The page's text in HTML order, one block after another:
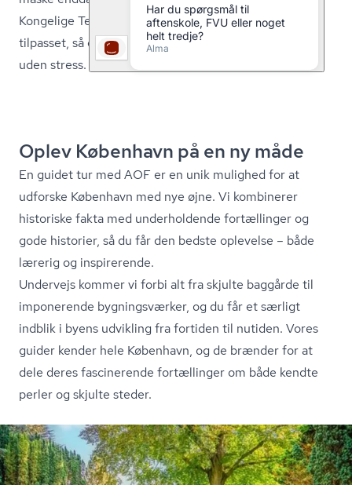
Kongelige Teater. Vi sørger for, at byvandringen er
tilpasset, så du kan gå i dit eget tempo og nyde byen
uden stress.
Oplev København på en ny måde
En guidet tur med AOF er en unik mulighed for at
udforske København med nye øjne. Vi kombinerer
historiske fakta med underholdende fortællinger og
gode historier, så du får den bedste oplevelse – både
lærerig og inspirerende.
Undervejs kommer vi forbi alt fra skjulte baggårde til
imponerende bygningsværker, og du får et særligt
indblik i byens udvikling fra fortiden til nutiden. Vores
guider kender hele København, og de brænder for at
dele deres fascinerende fortællinger om både kendte
perler og skjulte steder.